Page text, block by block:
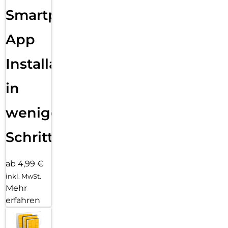
Smartphone
App
Installation
in
wenigen
Schritten
ab 4,99 €
inkl. MwSt.
Mehr
erfahren